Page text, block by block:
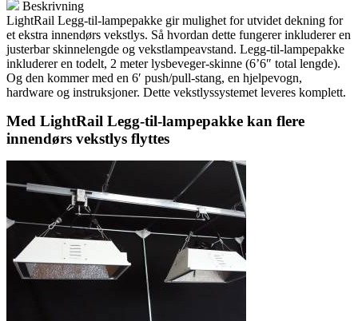
Beskrivning
LightRail Legg-til-lampepakke gir mulighet for utvidet dekning for
et ekstra innendørs vekstlys. Så hvordan dette fungerer inkluderer en
justerbar skinnelengde og vekstlampeavstand. Legg-til-lampepakke
inkluderer en todelt, 2 meter lysbeveger-skinne (6’6″ total lengde).
Og den kommer med en 6′ push/pull-stang, en hjelpevogn,
hardware og instruksjoner. Dette vekstlyssystemet leveres komplett.
Med LightRail Legg-til-lampepakke kan flere
innendørs vekstlys flyttes